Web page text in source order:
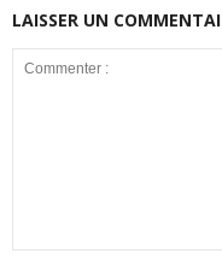
LAISSER UN